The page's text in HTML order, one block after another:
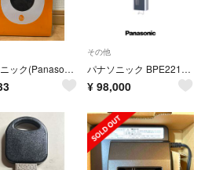
パナソニック(Panasonic) 子供乗せ チャイルドシート フットカバー
その他
パナソニック BPE221ETCH オプション1.2.3.4付 充電用ボックス
¥ 98,000